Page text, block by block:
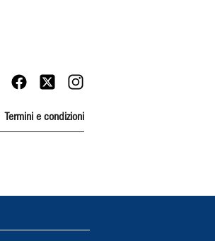
Termini e condizioni